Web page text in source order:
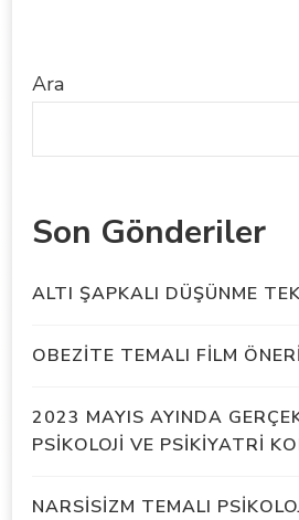
Ara
Son Gönderiler
ALTI ŞAPKALI DÜŞÜNME
OBEZİTE TEMALI FİLM
2023 MAYIS AYINDA
PSİKOLOJİ VE PSİKİYATRİ
NARSİSİZM TEMALI